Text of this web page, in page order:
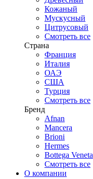
Кожаный
Мускусный
Цитрусовый
Смотреть все
Страна
Франция
Италия
ОАЭ
США
Турция
Смотреть все
Бренд
Afnan
Mancera
Brioni
Hermes
Bottega Veneta
Смотреть все
О компании